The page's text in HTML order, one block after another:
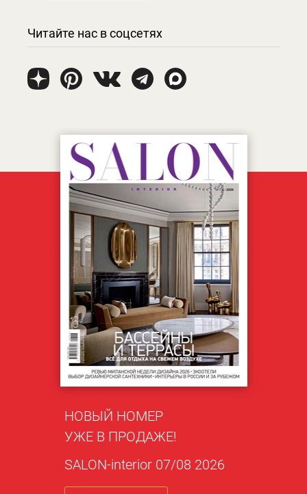
Читайте нас в соцсетях
НОВЫЙ НОМЕР
УЖЕ В ПРОДАЖЕ!
SALON-interior 07/08 2026